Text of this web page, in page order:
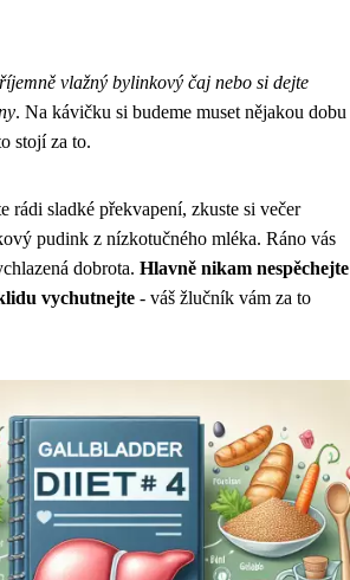
vlažný bylinkový čaj nebo si dejte
. Na kávičku si budeme muset nějakou dobu
stojí za to.
rádi sladké překvapení, zkuste si večer
pudink z nízkotučného mléka. Ráno vás
dobrota. Hlavně nikam nespěchejte
vychutnejte - váš žlučník vám za to